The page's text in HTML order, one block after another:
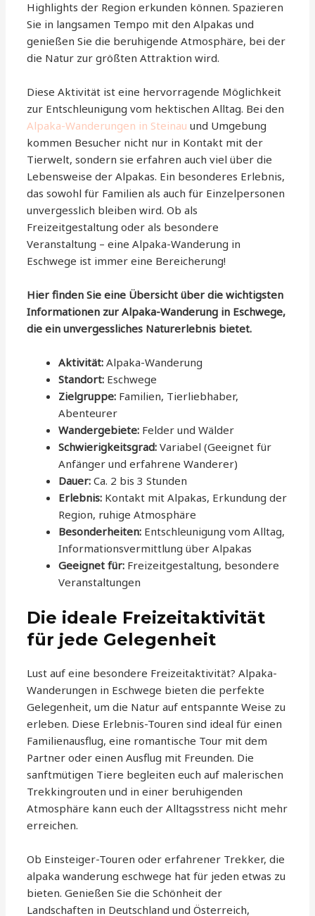
Highlights der Region erkunden können. Spazieren
Sie in langsamen Tempo mit den Alpakas und
genießen Sie die beruhigende Atmosphäre, bei der
die Natur zur größten Attraktion wird.
Diese Aktivität ist eine hervorragende Möglichkeit
zur Entschleunigung vom hektischen Alltag. Bei den
Alpaka-Wanderungen in Steinau und Umgebung
kommen Besucher nicht nur in Kontakt mit der
Tierwelt, sondern sie erfahren auch viel über die
Lebensweise der Alpakas. Ein besonderes Erlebnis,
das sowohl für Familien als auch für Einzelpersonen
unvergesslich bleiben wird. Ob als
Freizeitgestaltung oder als besondere
Veranstaltung – eine Alpaka-Wanderung in
Eschwege ist immer eine Bereicherung!
Hier finden Sie eine Übersicht über die wichtigsten
Informationen zur Alpaka-Wanderung in Eschwege,
die ein unvergessliches Naturerlebnis bietet.
Aktivität: Alpaka-Wanderung
Standort: Eschwege
Zielgruppe: Familien, Tierliebhaber,
Abenteurer
Wandergebiete: Felder und Wälder
Schwierigkeitsgrad: Variabel (Geeignet für
Anfänger und erfahrene Wanderer)
Dauer: Ca. 2 bis 3 Stunden
Erlebnis: Kontakt mit Alpakas, Erkundung der
Region, ruhige Atmosphäre
Besonderheiten: Entschleunigung vom Alltag,
Informationsvermittlung über Alpakas
Geeignet für: Freizeitgestaltung, besondere
Veranstaltungen
Die ideale Freizeitaktivität
für jede Gelegenheit
Lust auf eine besondere Freizeitaktivität? Alpaka-
Wanderungen in Eschwege bieten die perfekte
Gelegenheit, um die Natur auf entspannte Weise zu
erleben. Diese Erlebnis-Touren sind ideal für einen
Familienausflug, eine romantische Tour mit dem
Partner oder einen Ausflug mit Freunden. Die
sanftmütigen Tiere begleiten euch auf malerischen
Trekkingrouten und in einer beruhigenden
Atmosphäre kann euch der Alltagsstress nicht mehr
erreichen.
Ob Einsteiger-Touren oder erfahrener Trekker, die
alpaka wanderung eschwege hat für jeden etwas zu
bieten. Genießen Sie die Schönheit der
Landschaften in Deutschland und Österreich,